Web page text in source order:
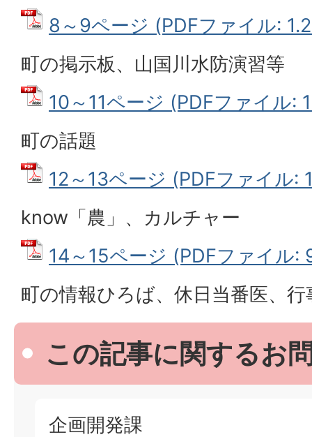
8～9ページ (PDFファイル:
町の掲示板、山国川水防演習等
10～11ページ (PDFファイル:
町の話題
12～13ページ (PDFファイル:
know「農」、カルチャー
14～15ページ (PDFファイル:
町の情報ひろば、休日当番医、行
この記事に関するお
企画開発課